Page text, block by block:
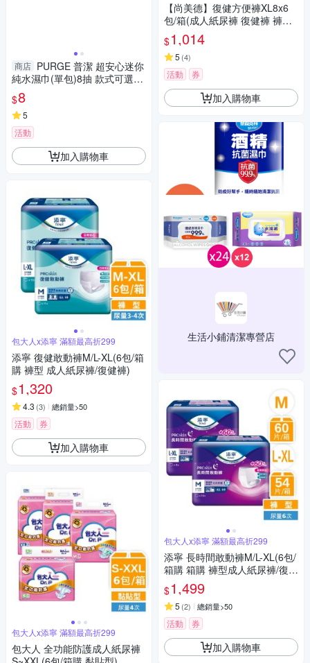
商店 PURGE 普潔 超安心迷你
純水濕巾(單包)8抽 款式可選
【小三美日】 DS025381 外出
清潔 寶寶
$8
5
活動
加入購物車
包大人x添寧 滿額最高折299
添寧 復健敢動褲M/L-XL(6包/箱
購 褲型 成人紙尿褲/復健褲)
$1,320
4.3 (3) 總銷量>50
活動 券
加入購物車
包大人x添寧 滿額最高折299
包大人 全功能防護成人紙尿褲
【尚美德】復健方便褲XL8x6
包/箱(成人紙尿褲 復健褲 褲型
紙尿褲)
$1,014
5 (4)
活動 券
加入購物車
生活小鋪清潔專營店
包大人x添寧 滿額最高折299
添寧 長時間敢動褲M/L-XL(6包/
箱購 箱購 褲型成人紙尿褲/復健
褲/晚安褲/夜用安睡)
$1,499
5 (2) 總銷量>50
活動 券
加入購物車